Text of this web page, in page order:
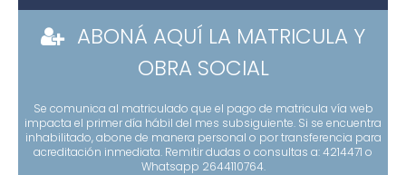
ABONÁ AQUÍ LA MATRICULA Y
OBRA SOCIAL
Se comunica al matriculado que el pago de matricula vía web
impacta el primer día hábil del mes subsiguiente. Si se encuentra
inhabilitado, abone de manera personal o por transferencia para
acreditación inmediata. Remitir dudas o consultas a: 4214471 o
Whatsapp 2644110764.